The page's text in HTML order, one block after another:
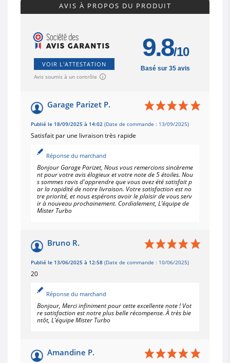
AVIS À PROPOS DU PRODUIT
VOIR L'ATTESTATION
Avis soumis à un contrôle
9.8/10
Basé sur 35 avis
Garage Parizet P.
Publié le 18/09/2025 à 14:02 (Date de commande : 13/09/2025)
Satisfait par une livraison très rapide
Réponse du marchand
Bonjour Garage Parizet, Nous vous remercions sincèreme
nt pour votre avis élogieux et votre note de 5 étoiles. Nou
s sommes ravis d'apprendre que vous avez été satisfait p
ar la rapidité de notre livraison. Votre satisfaction est no
tre priorité, et nous espérons avoir le plaisir de vous serv
ir à nouveau prochainement. Cordialement, L’équipe de
Mister Turbo
Bruno R.
Publié le 13/06/2025 à 12:58 (Date de commande : 10/06/2025)
20
Réponse du marchand
Bonjour, Merci infiniment pour cette excellente note ! Vot
re satisfaction est notre plus belle récompense. À très bie
ntôt, L’équipe Mister Turbo
Amandine P.